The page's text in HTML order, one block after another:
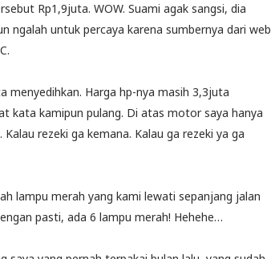
Rp1,9juta. WOW. Suami agak sangsi, dia
ngalah untuk percaya karena sumbernya dari web
menyedihkan. Harga hp-nya masih 3,3juta
kata kamipun pulang. Di atas motor saya hanya
rezeki ga kemana. Kalau ga rezeki ya ga
lampu merah yang kami lewati sepanjang jalan
pasti, ada 6 lampu merah! Hehehe…